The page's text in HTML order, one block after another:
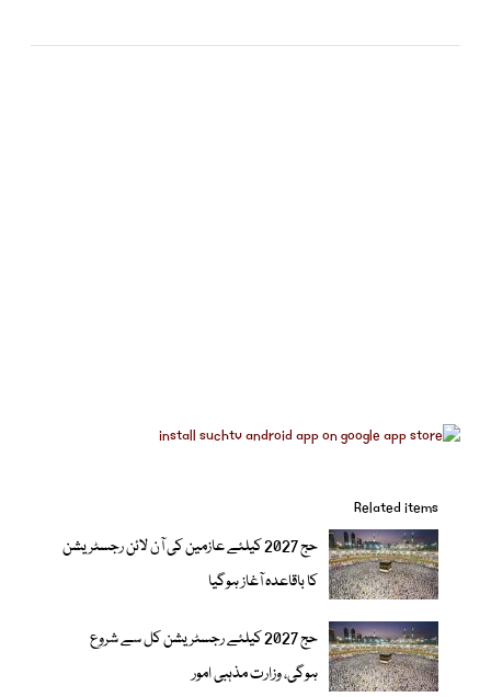
Related items
حج 2027 کیلئے عازمین کی آن لائن رجسٹریشن
کا باقاعدہ آغاز ہوگیا
حج 2027 کیلئے رجسٹریشن کل سے شروع
ہوگی، وزارت مذہبی امور